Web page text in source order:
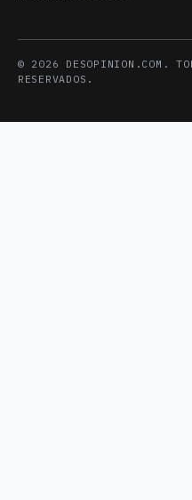
© 2026 DESOPINION.COM.
RESERVADOS.